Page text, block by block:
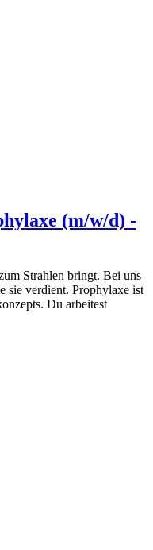
(m/w/d) -
Strahlen bringt. Bei uns
sie verdient. Prophylaxe ist
Du arbeitest